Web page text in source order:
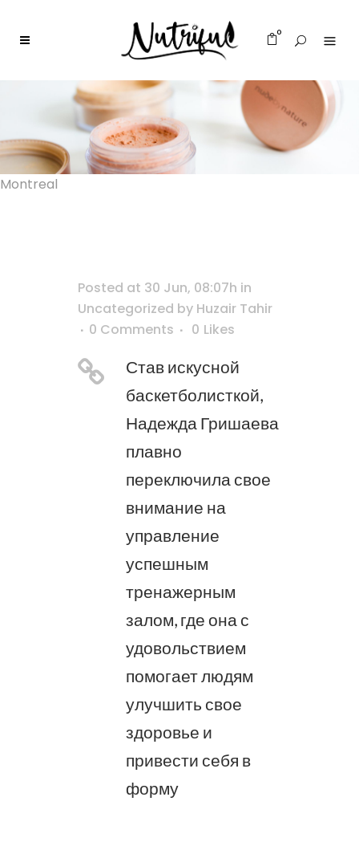
0
Montreal
Posted at 30 Jun, 08:07h in
Uncategorized by Huzair Tahir
0 Comments
0 Likes
Став искусной
баскетболисткой,
Надежда Гришаева
плавно
переключила свое
внимание на
управление
успешным
тренажерным
залом, где она с
удовольствием
помогает людям
улучшить свое
здоровье и
привести себя в
форму